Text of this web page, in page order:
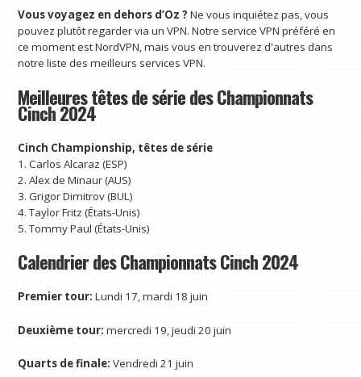
Vous voyagez en dehors d’Oz ? Ne vous inquiétez pas, vous
pouvez plutôt regarder via un VPN. Notre service VPN préféré en
ce moment est NordVPN, mais vous en trouverez d'autres dans
notre liste des meilleurs services VPN.
Meilleures têtes de série des Championnats
Cinch 2024
Cinch Championship, têtes de série
1. Carlos Alcaraz (ESP)
2. Alex de Minaur (AUS)
3. Grigor Dimitrov (BUL)
4. Taylor Fritz (États-Unis)
5. Tommy Paul (États-Unis)
Calendrier des Championnats Cinch 2024
Premier tour: Lundi 17, mardi 18 juin
Deuxième tour:mercredi 19, jeudi 20 juin
Quarts de finale: Vendredi 21 juin